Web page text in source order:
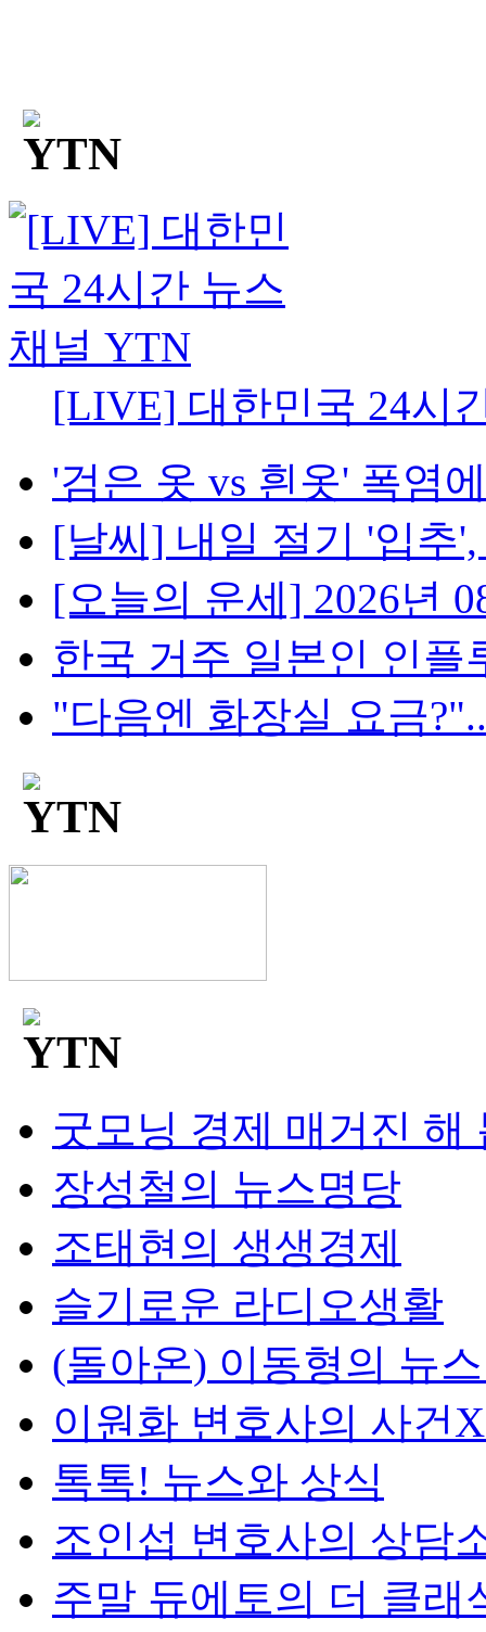
[LIVE] 대한민국 24시
'검은 옷 vs 흰옷' 폭염
[날씨] 내일 절기 '입추
[오늘의 운세] 2026년
한국 거주 일본인 인플
"다음엔 화장실 요금
굿모닝 경제 매거진 해
장성철의 뉴스명당
조태현의 생생경제
슬기로운 라디오생활
(돌아온) 이동형의 뉴
이원화 변호사의 사건
톡톡! 뉴스와 상식
조인섭 변호사의 상담
주말 듀에토의 더 클래